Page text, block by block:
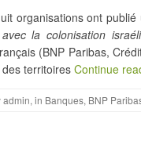
organisations ont publié
la colonisation
(BNP Paribas,
territoiresContinue
admin, in Banques, BNP